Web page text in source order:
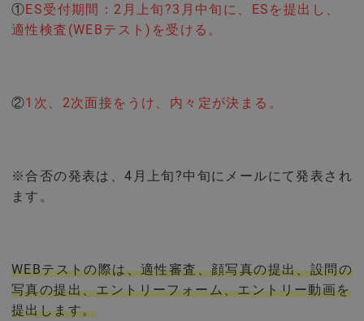
①ES受付期間：2月上旬?3月中旬に、ESを提出し、
適性検査(WEBテスト)を受ける。
②1次、2次面接をうけ、内々定が決まる。
※合否の発表は、4月上旬?中旬にメールにて発表され
ます。
WEBテストの際は、適性審査、顔写真の提出、設問の
写真の提出、エントリーフォーム、エントリー動画を
提出します。